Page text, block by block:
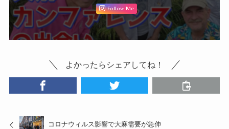
Follow Me
よかったらシェアしてね！
コロナウィルス影響で大麻需要が急伸